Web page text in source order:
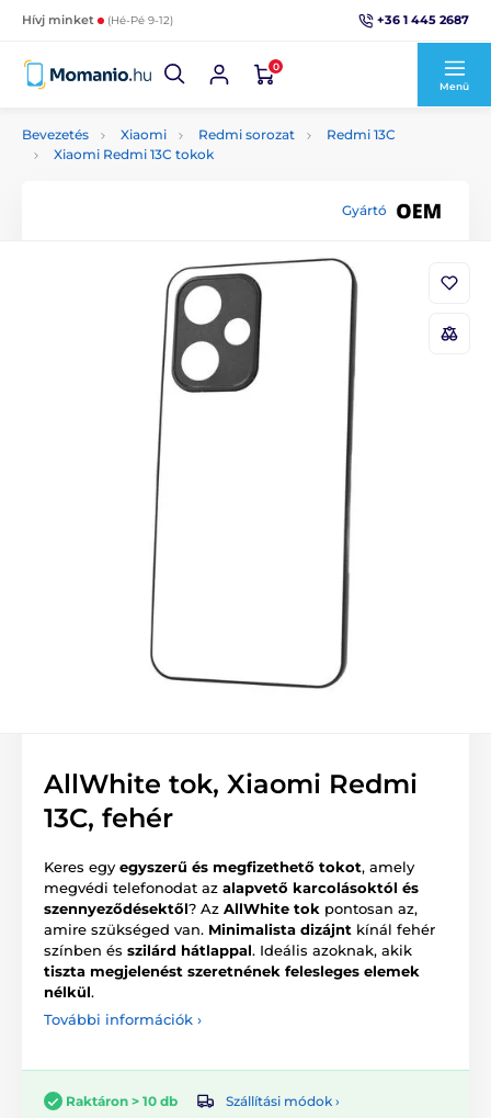
Hívj minket (Hé-Pé 9-12) +36 1 445 2687
0
Menü
Bevezetés Xiaomi Redmi sorozat
Redmi 13C
Xiaomi Redmi 13C tokok
Gyártó
AllWhite tok, Xiaomi Redmi
13C, fehér
Keres egy egyszerű és megfizethető tokot, amely
megvédi telefonodat az alapvető karcolásoktól és
szennyeződésektől? Az AllWhite tok pontosan az,
amire szükséged van. Minimalista dizájnt kínál fehér
színben és szilárd hátlappal. Ideális azoknak, akik
tiszta megjelenést szeretnének felesleges elemek
nélkül.
További információk ›
Raktáron > 10 db
Szállítási módok ›